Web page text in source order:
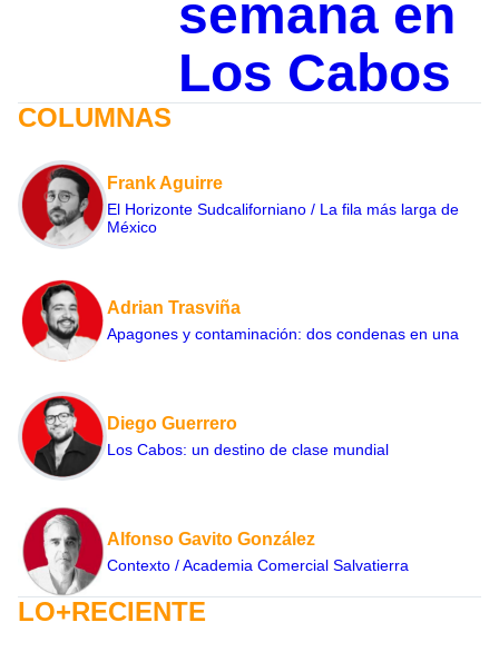
semana en
Los Cabos
COLUMNAS
Frank Aguirre
El Horizonte Sudcaliforniano / La fila más larga de
México
Adrian Trasviña
Apagones y contaminación: dos condenas en una
Diego Guerrero
Los Cabos: un destino de clase mundial
Alfonso Gavito González
Contexto / Academia Comercial Salvatierra
LO+RECIENTE